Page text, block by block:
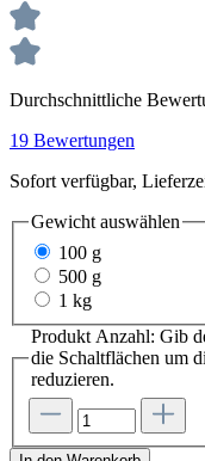
Durchschnittliche
19 Bewertungen
Sofort verfügbar,
Gewicht auswählen
100 g
500 g
1 kg
Produkt Anzahl: Gib
die Schaltflächen um
reduzieren.